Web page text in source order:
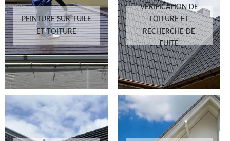
PEINTURE SUR TUILE
ET TOITURE
VÉRIFICATION DE
TOITURE ET
RECHERCHE DE
FUITE